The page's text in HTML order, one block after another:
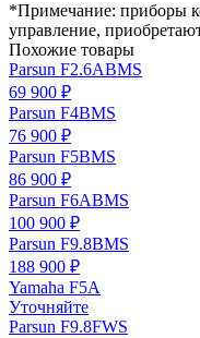
*Примечание: приборы
управление,
Похожие товары
Parsun F2.6ABMS
69 900 ₽
Parsun F4BMS
76 900 ₽
Parsun F5BMS
86 900 ₽
Parsun F6ABMS
100 900 ₽
Parsun F9.8BMS
188 900 ₽
Yamaha F5A
Уточняйте
Parsun F9.8FWS